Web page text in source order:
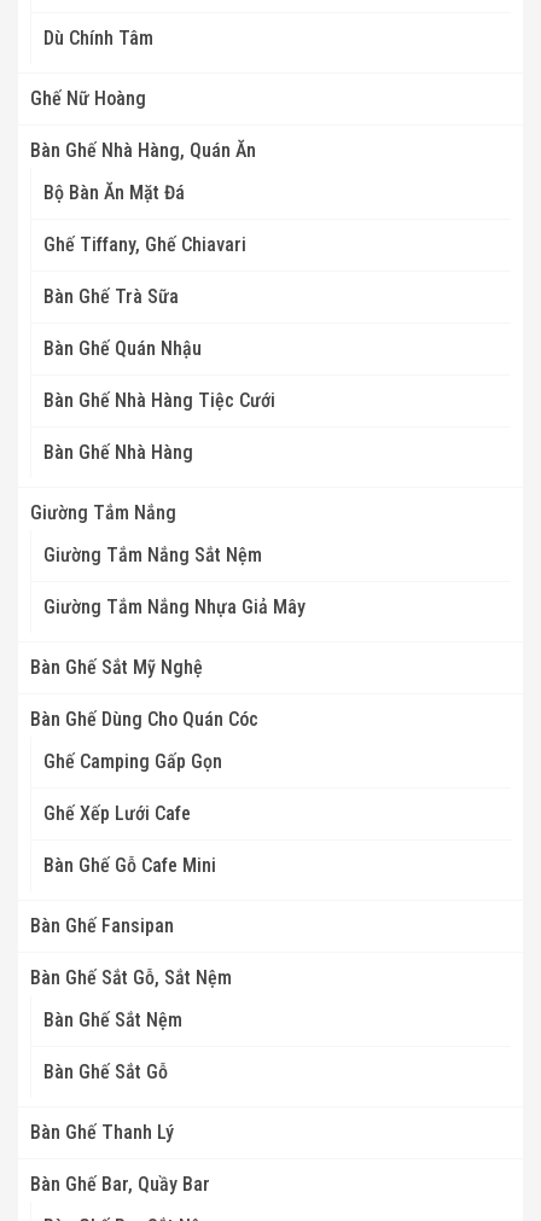
Dù Chính Tâm
Ghế Nữ Hoàng
Bàn Ghế Nhà Hàng, Quán Ăn
Bộ Bàn Ăn Mặt Đá
Ghế Tiffany, Ghế Chiavari
Bàn Ghế Trà Sữa
Bàn Ghế Quán Nhậu
Bàn Ghế Nhà Hàng Tiệc Cưới
Bàn Ghế Nhà Hàng
Giường Tắm Nắng
Giường Tắm Nắng Sắt Nệm
Giường Tắm Nắng Nhựa Giả Mây
Bàn Ghế Sắt Mỹ Nghệ
Bàn Ghế Dùng Cho Quán Cóc
Ghế Camping Gấp Gọn
Ghế Xếp Lưới Cafe
Bàn Ghế Gỗ Cafe Mini
Bàn Ghế Fansipan
Bàn Ghế Sắt Gỗ, Sắt Nệm
Bàn Ghế Sắt Nệm
Bàn Ghế Sắt Gỗ
Bàn Ghế Thanh Lý
Bàn Ghế Bar, Quầy Bar